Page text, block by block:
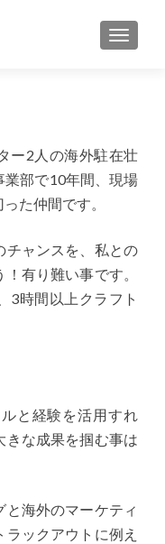
ナビゲ
ー2人の海外駐在壮
部で10年間、現場
た仲間です。
チャンスを、私との
有り難い事です。
3時間以上クラフト
と経験を活用すれ
きな成果を掴む事は
海外のマーケティ
ックアウトに例え